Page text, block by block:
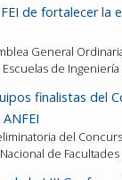
de fortalecer la
General
de Ingeniería
finalistas del
del
de